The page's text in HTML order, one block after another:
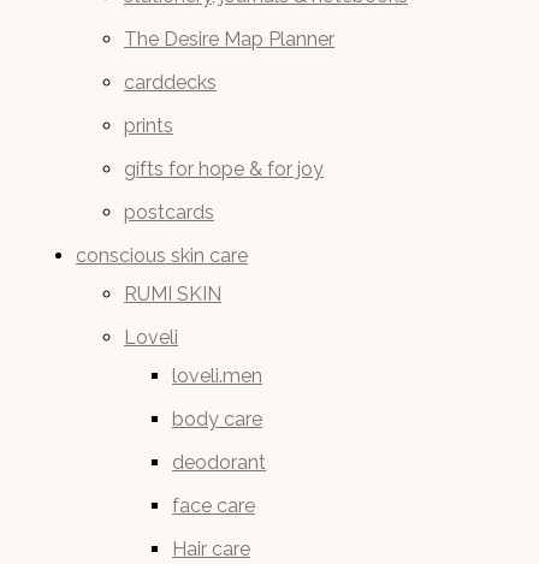
The Desire Map Planner
carddecks
prints
gifts for hope & for joy
postcards
conscious skin care
RUMI SKIN
Loveli
loveli.men
body care
deodorant
face care
Hair care